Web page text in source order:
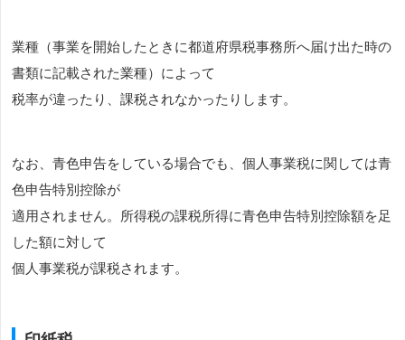
業種（事業を開始したときに都道府県税事務所へ届け出た時の
書類に記載された業種）によって
税率が違ったり、課税されなかったりします。
なお、青色申告をしている場合でも、個人事業税に関しては青
色申告特別控除が
適用されません。所得税の課税所得に青色申告特別控除額を足
した額に対して
個人事業税が課税されます。